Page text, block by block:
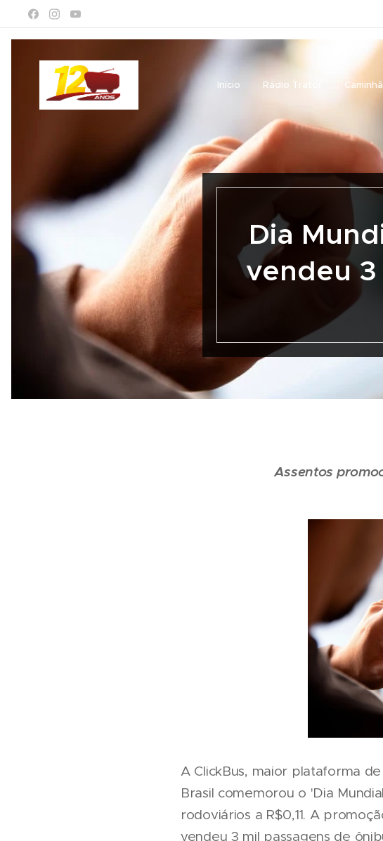
Início Rádio Trator
Dia
vendeu 3
Assentos
A ClickBus, maior plataforma
Brasil comemorou o 'Dia
rodoviários a R$0,11. A
vendeu 3 mil passagens de